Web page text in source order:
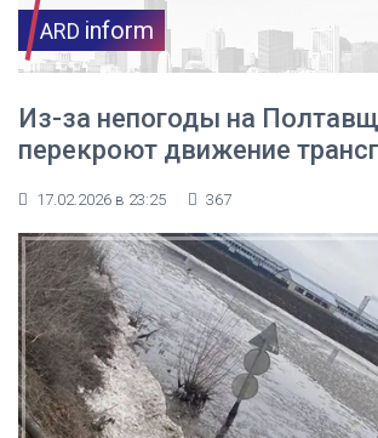
ARD inform
Из-за непогоды на
перекроют движение
17.02.2026 в 23:25 367